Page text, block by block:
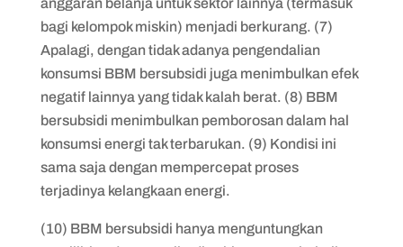
anggaran belanja untuk sektor lainnya (termasuk
bagi kelompok miskin) menjadi berkurang. (7)
Apalagi, dengan tidak adanya pengendalian
konsumsi BBM bersubsidi juga menimbulkan efek
negatif lainnya yang tidak kalah berat. (8) BBM
bersubsidi menimbulkan pemborosan dalam hal
konsumsi energi tak terbarukan. (9) Kondisi ini
sama saja dengan mempercepat proses
terjadinya kelangkaan energi.
(10) BBM bersubsidi hanya menguntungkan